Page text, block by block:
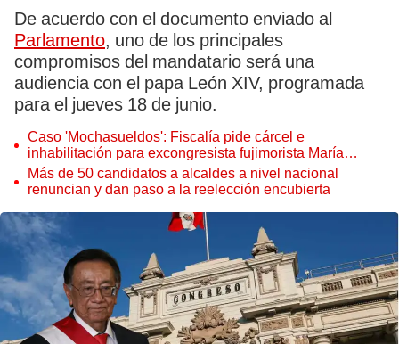
De acuerdo con el documento enviado al
Parlamento, uno de los principales
compromisos del mandatario será una
audiencia con el papa León XIV, programada
para el jueves 18 de junio.
Caso 'Mochasueldos': Fiscalía pide cárcel e
inhabilitación para excongresista fujimorista María
Cordero Jon Tay
Más de 50 candidatos a alcaldes a nivel nacional
renuncian y dan paso a la reelección encubierta